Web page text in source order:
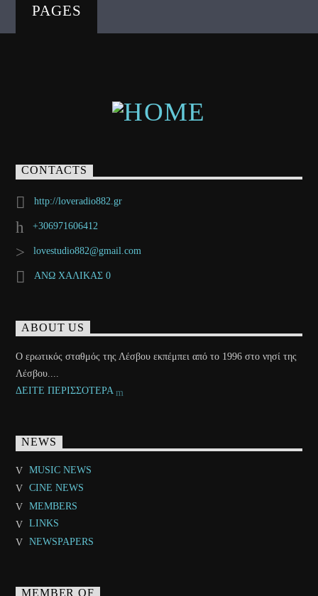
PAGES
CONTACTS
http://loveradio882.gr
+306971606412
lovestudio882@gmail.com
ΑΝΩ ΧΑΛΙΚΑΣ 0
ABOUT US
Ο ερωτικός σταθμός της Λέσβου εκπέμπει από το 1996 στο νησί της
Λέσβου....
ΔΕΙΤΕ ΠΕΡΙΣΣΟΤΕΡΑ
NEWS
MUSIC NEWS
CINE NEWS
MEMBERS
LINKS
NEWSPAPERS
MEMBER OF